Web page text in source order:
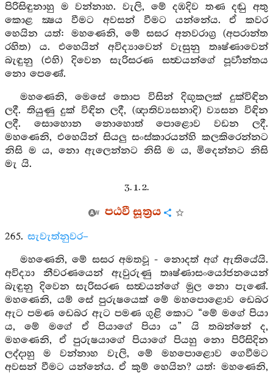
පිරිසිඳුනාහු ම වන්නාහ. වැලි, මේ දඹදිව තණ දඬු අතු
කොළ ක්‍ෂය වීමට අවසන් වීමට යන්නේය. ඒ කවර
හෙයින යත්: මහණෙනි, මේ සසර අනවරාග්‍ර (අපරාන්ත
රහිත) ය. එහෙයින් අවිද්‍යාවෙන් වැසුනු තෘෂ්ණාවෙන්
බැඳුනු (එහි) දිවෙන සැරිසරණ සත්‍වයන්ගේ පූර්‍වාන්තය
නො පෙණේ.
මහණෙනි, මෙසේ තොප විසින් දිඟුකලක් දුක්විඳින
ලදී. තියුණු දුක් විඳින ලදී, (ඥාතිව්‍යසනාදි) ව්‍යසන විඳින
ලදී. සොහොන නොහොත් පොළොව වඩන ලදී.
මහණෙනි, එහෙයින් සියලු සංස්කාරයන්හි කලකිරෙන්නට
නිසි ම ය, නො ඇලෙන්නට නිසි ම ය, මිදෙන්නට නිසි
මැ යි.
3. 1. 2.
පඨවී සූත්‍රය
265. සැවැත්නුවර–
මහණෙනි, මේ සසර අමතවූ - නොදත් අග් ඇතියේයි.
අවිද්‍යා නීවරණයෙන් ඇවුරුණු තෘෂ්ණාසංයෝජනයෙන්
බැඳුනු දිවෙන සැරිසරණ සත්‍වයන්ගේ මුල නො පැණේ.
මහණෙනි, යම් සේ පුරුෂයෙක් මේ මහපොළොව ඩෙබර
ඇට පමණ ඩෙබර ඇට පමණ ගුළි කොට “මේ මගේ පියා
ය, මේ මගේ ඒ පියාගේ පියා ය” යි තබන්නේ ද,
මහණෙනි, ඒ පුරුෂයාගේ පියාගේ පියහු නො පිරිසිදින
ලද්දාහු ම වන්නාහ වැලි, මේ මහපොළොව ගෙවීමට
අවසන් වීමට යන්නේය. ඒ කුම් හෙයින? යත්: මහණෙනි,